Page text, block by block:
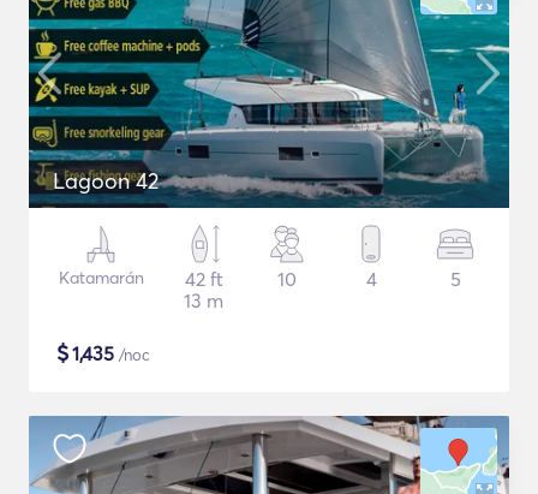
Lagoon 42
Katamarán
42 ft
13 m
10 4 5
$1,435 /noc